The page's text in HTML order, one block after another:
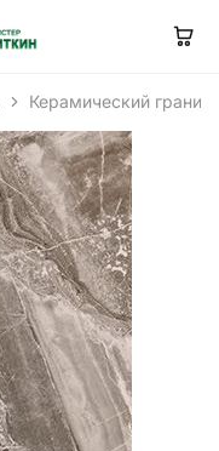
Керамический гранит